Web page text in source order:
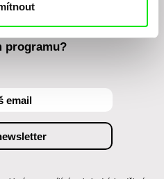
informováni o našem
programu?